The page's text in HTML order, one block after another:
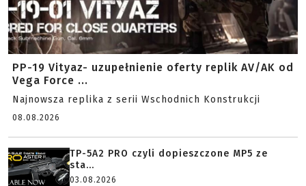
PP-19 Vityaz- uzupełnienie oferty replik AV/AK od
Vega Force ...
Najnowsza replika z serii Wschodnich Konstrukcji
08.08.2026
TP-5A2 PRO czyli dopieszczone MP5 ze
sta...
03.08.2026